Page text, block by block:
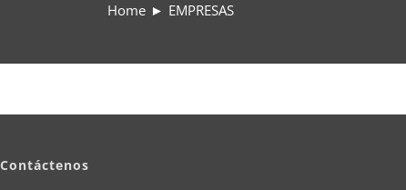
Home EMPRESAS
Contáctenos